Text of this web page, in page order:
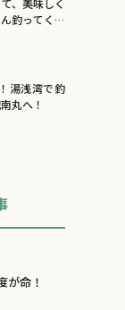
釣ってくだ
湯浅湾で釣
丸へ！
が命！